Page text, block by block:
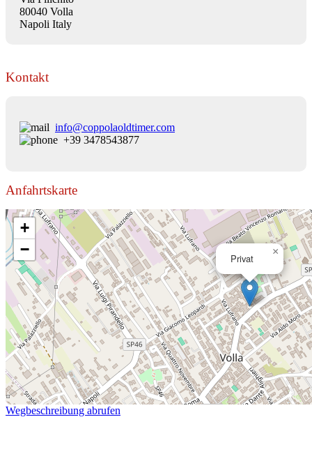
80040 Volla
Napoli Italy
Kontakt
info@coppolaoldtimer.com
+39 3478543877
Anfahrtskarte
Privat
×
+
−
Wegbeschreibung abrufen